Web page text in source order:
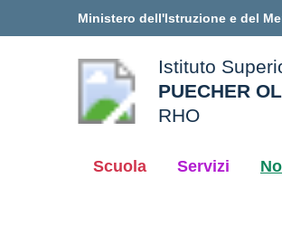
Ministero dell'Istruzione e del
della scuola
Istituto
PUECHER
RHO
Scuola Servizi